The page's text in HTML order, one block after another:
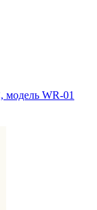
модель WR-01